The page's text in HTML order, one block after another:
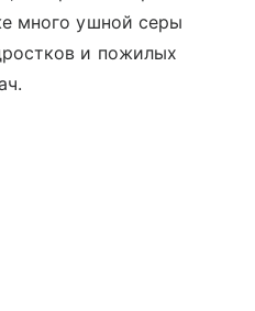
много ушной серы
и пожилых